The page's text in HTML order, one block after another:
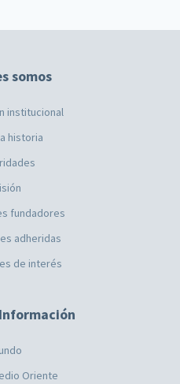
somos
institucional
historia
fundadores
adheridas
de interés
Oriente